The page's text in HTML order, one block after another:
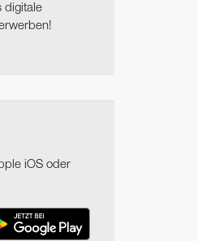
digitale
iOS oder